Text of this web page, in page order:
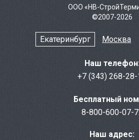
ООО «НВ-
©2007-2026
Екатеринбург Москва
Наш
+7 (343) 268-
Бесплатный
8-800-600-07-
Наш адрес: